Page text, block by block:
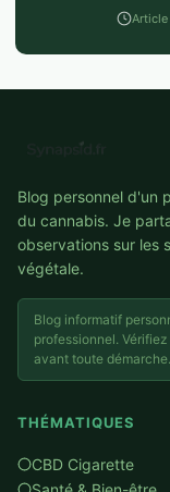
Blog personnel d'un
du cannabis. Je
observations sur les
végétale.
Blog informatif
professionnel.
avant toute démarche.
THÉMATIQUES
CBD Cigarette